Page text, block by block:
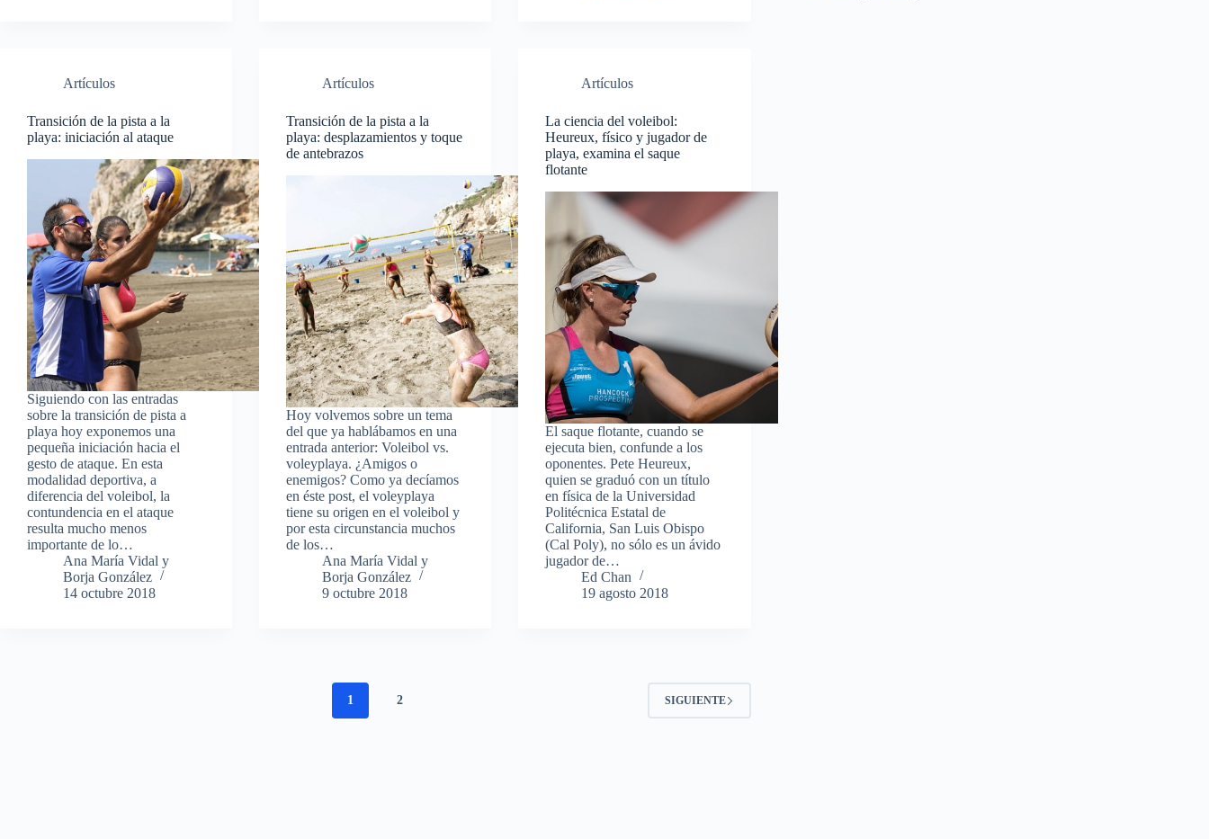
Artículos
Transición de la pista a la
playa: iniciación al ataque
Siguiendo con las entradas
sobre la transición de pista a
playa hoy exponemos una
pequeña iniciación hacia el
gesto de ataque. En esta
modalidad deportiva, a
diferencia del voleibol, la
contundencia en el ataque
resulta mucho menos
importante de lo…
Ana María Vidal y
Borja González
14 octubre 2018
Artículos
Transición de la pista a la
playa: desplazamientos y toque
de antebrazos
Hoy volvemos sobre un tema
del que ya hablábamos en una
entrada anterior: Voleibol vs.
voleyplaya. ¿Amigos o
enemigos? Como ya decíamos
en éste post, el voleyplaya
tiene su origen en el voleibol y
por esta circunstancia muchos
de los…
Ana María Vidal y
Borja González
9 octubre 2018
Artículos
La ciencia del voleibol:
Heureux, físico y jugador de
playa, examina el saque
flotante
El saque flotante, cuando se
ejecuta bien, confunde a los
oponentes. Pete Heureux,
quien se graduó con un título
en física de la Universidad
Politécnica Estatal de
California, San Luis Obispo
(Cal Poly), no sólo es un ávido
jugador de…
Ed Chan
19 agosto 2018
1 2 SIGUIENTE